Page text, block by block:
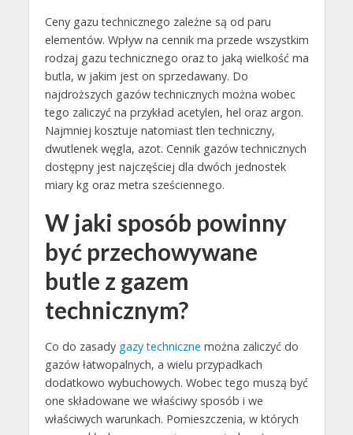
Ceny gazu technicznego zależne są od paru
elementów. Wpływ na cennik ma przede wszystkim
rodzaj gazu technicznego oraz to jaką wielkość ma
butla, w jakim jest on sprzedawany. Do
najdroższych gazów technicznych można wobec
tego zaliczyć na przykład acetylen, hel oraz argon.
Najmniej kosztuje natomiast tlen techniczny,
dwutlenek węgla, azot. Cennik gazów technicznych
dostępny jest najczęściej dla dwóch jednostek
miary kg oraz metra sześciennego.
W jaki sposób powinny
być przechowywane
butle z gazem
technicznym?
Co do zasady gazy techniczne można zaliczyć do
gazów łatwopalnych, a wielu przypadkach
dodatkowo wybuchowych. Wobec tego muszą być
one składowane we właściwy sposób i we
właściwych warunkach. Pomieszczenia, w których